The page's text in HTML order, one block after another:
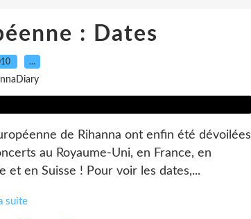
: Dates
…
de Rihanna ont enfin été dévoilées
au Royaume-Uni, en France, en
et en Suisse ! Pour voir les dates,...
suite